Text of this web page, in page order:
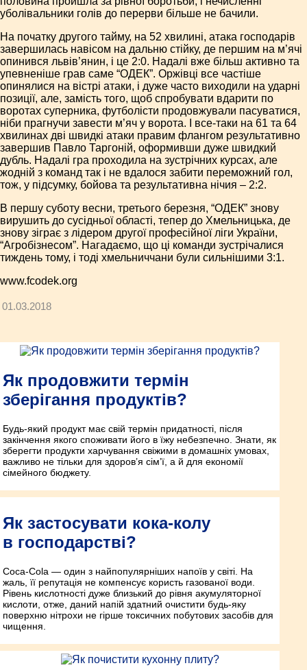
уболівальники голів до перерви більше не бачили.
На початку другого тайму, на 52 хвилині, атака господарів
завершилась навісом на дальню стійку, де першим на м’ячі
опинився львів’янин, і це 2:0. Надалі вже більш активно та
упевненіше грав саме “ОДЕК”. Оржівці все частіше
опинялися на вістрі атаки, і дуже часто виходили на ударні
позиції, але, замість того, щоб спробувати вдарити по
воротах суперника, футболісти продовжували пасуватися,
ніби прагнучи завести м’яч у ворота. І все-таки на 61 та 64
хвилинах дві швидкі атаки правим флангом результативно
завершив Павло Таргоній, оформивши дуже швидкий
дубль. Надалі гра проходила на зустрічних курсах, але
жодній з команд так і не вдалося забити переможний гол,
тож, у підсумку, бойова та результативна нічия – 2:2.
В першу суботу весни, третього березня, “ОДЕК” знову
вирушить до сусідньої області, тепер до Хмельницька, де
знову зіграє з лідером другої професійної ліги України,
“Агробізнесом”. Нагадаємо, що ці команди зустрічалися
тиждень тому, і тоді хмельниччани були сильнішими 3:1.
www.fcodek.org
01.03.2018
Як продовжити термін
зберігання продуктів?
Будь-який продукт має свій термін придатності, після
закінчення якого споживати його в їжу небезпечно. Знати, як
зберегти продукти харчування свіжими в домашніх умовах,
важливо не тільки для здоров’я сім’ї, а й для економії
сімейного бюджету.
Як застосувати кока-колу
в господарстві?
Coca-Cola — один з найпопулярніших напоїв у світі. На
жаль, її репутація не компенсує користь газованої води.
Рівень кислотності дуже близький до рівня акумуляторної
кислоти, отже, даний напій здатний очистити будь-яку
поверхню нітрохи не гірше токсичних побутових засобів для
чищення.